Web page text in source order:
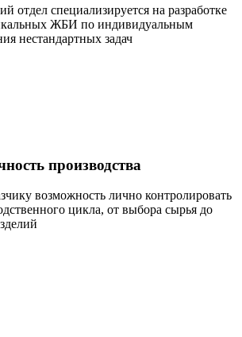
отдел специализируется на разработке
ЖБИ по индивидуальным
нестандартных задач
производства
возможность лично контролировать
цикла, от выбора сырья до